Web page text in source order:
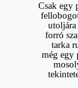
Csak egy
forró
tarka
még egy